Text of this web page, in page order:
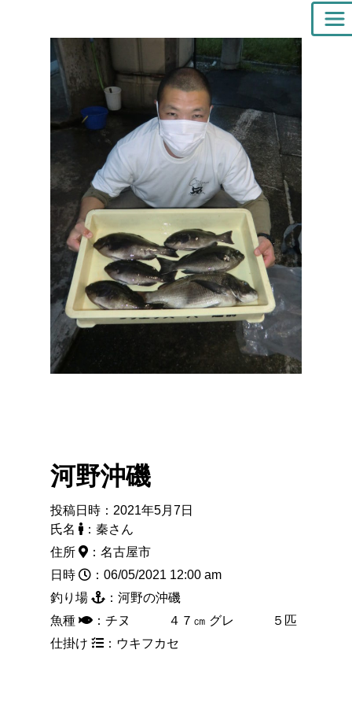
河野沖磯
投稿日時：2021年5月7日
氏名
：秦さん
住所
：名古屋市
日時
：06/05/2021 12:00 am
釣り場
：河野の沖磯
魚種
：チヌ ４７㎝ グレ ５匹
仕掛け
：ウキフカセ